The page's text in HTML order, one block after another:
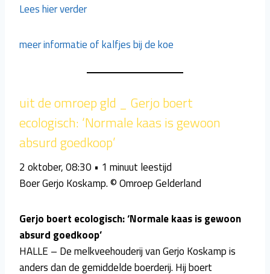
Lees hier verder
meer informatie of kalfjes bij de koe
uit de omroep gld _ Gerjo boert
ecologisch: ‘Normale kaas is gewoon
absurd goedkoop’
2 oktober, 08:30 • 1 minuut leestijd
Boer Gerjo Koskamp. © Omroep Gelderland
Gerjo boert ecologisch: ‘Normale kaas is gewoon
absurd goedkoop’
HALLE – De melkveehouderij van Gerjo Koskamp is
anders dan de gemiddelde boerderij. Hij boert